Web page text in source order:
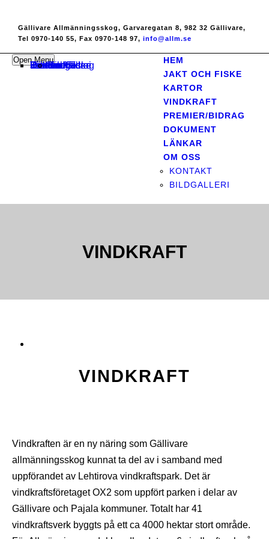
Gällivare Allmänningsskog, Garvaregatan 8, 982 32 Gällivare,
Tel 0970-140 55, Fax 0970-148 97, info@allm.se
Open Menu
Hem
Jakt och Fiske
Kartor
Vindkraft
Premier/Bidrag
Dokument
Länkar
Om ossKontakt
Bildgalleri
HEM
JAKT OCH FISKE
KARTOR
VINDKRAFT
PREMIER/BIDRAG
DOKUMENT
LÄNKAR
OM OSS
KONTAKT
BILDGALLERI
VINDKRAFT
VINDKRAFT
Vindkraften är en ny näring som Gällivare
allmänningsskog kunnat ta del av i samband med
uppförandet av Lehtirova vindkraftspark. Det är
vindkraftsföretaget OX2 som uppfört parken i delar av
Gällivare och Pajala kommuner. Totalt har 41
vindkraftsverk byggts på ett ca 4000 hektar stort område.